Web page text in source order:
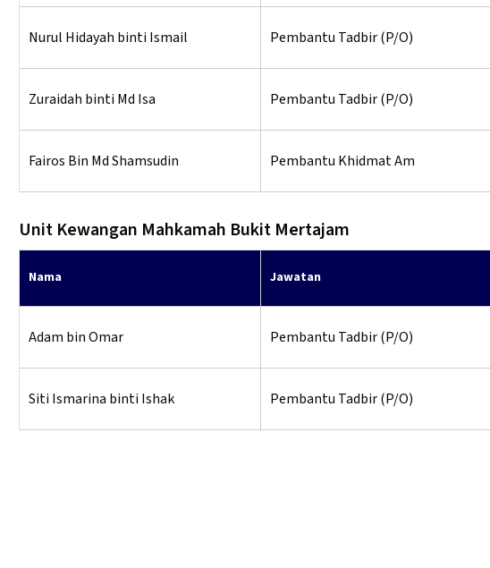
Nurul Hidayah binti Ismail Pembantu Tadbir (P/O)
Zuraidah binti Md Isa Pembantu Tadbir (P/O)
Fairos Bin Md Shamsudin Pembantu Khidmat Am
Unit Kewangan Mahkamah Bukit Mertajam
Nama Jawatan
Adam bin Omar Pembantu Tadbir (P/O)
Siti Ismarina binti Ishak Pembantu Tadbir (P/O)